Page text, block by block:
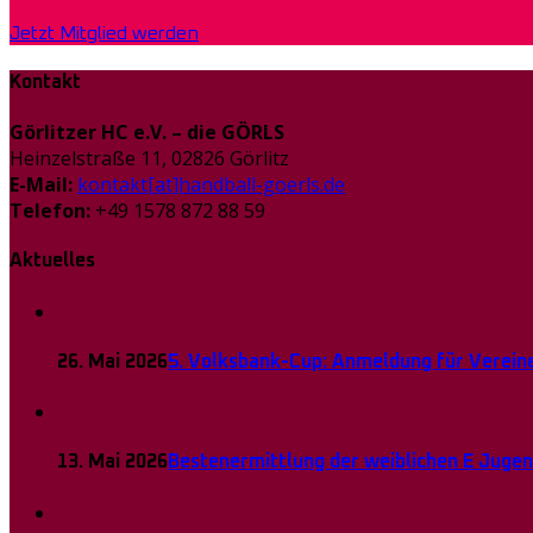
Jetzt Mitglied werden
Kontakt
Görlitzer HC e.V. – die GÖRLS
Heinzelstraße 11, 02826 Görlitz
E-Mail: kontakt[at]handball-goerls.de
Telefon: +49 1578 872 88 59
Aktuelles
26. Mai 20265. Volksbank-Cup: Anmeldung für
13. Mai 2026Bestenermittlung der weiblichen E